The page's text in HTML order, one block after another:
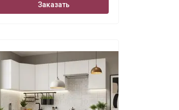
Заказать